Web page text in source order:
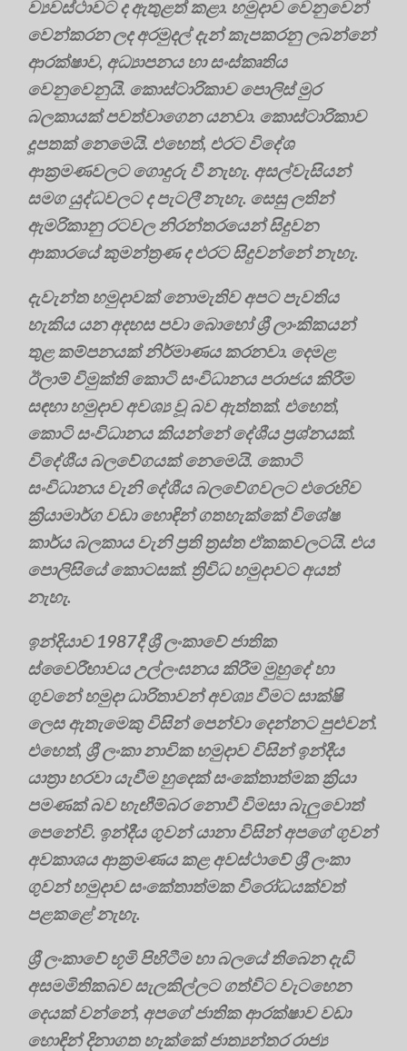
ව්‍යවස්ථාවට ද ඇතුළත් කළා. හමුදාව වෙනුවෙන්
වෙන්කරන ලද අරමුදල් දැන් කැපකරනු ලබන්නේ
ආරක්ෂාව, අධ්‍යාපනය හා සංස්කෘතිය
වෙනුවෙනුයි. කොස්ටාරිකාව පොලිස් මුර
බලකායක් පවත්වාගෙන යනවා. කොස්ටාරිකාව
දූපතක් නෙමෙයි. එහෙත්, එරට විදේශ
ආක්‍රමණවලට ගොදුරු වී නැහැ. අසල්වැසියන්
සමග යුද්ධවලට ද පැටලී නැහැ. සෙසු ලතින්
ඇමරිකානු රටවල නිරන්තරයෙන් සිදුවන
ආකාරයේ කුමන්ත්‍රණ ද එරට සිදුවන්නේ නැහැ.
දැවැන්ත හමුදාවක් නොමැතිව අපට පැවතිය
හැකිය යන අදහස පවා බොහෝ ශ්‍රී ලාංකිකයන්
තුළ කම්පනයක් නිර්මාණය කරනවා. දෙමළ
ඊලාම් විමුක්ති කොටි සංවිධානය පරාජය කිරීම
සඳහා හමුදාව අවශ්‍ය වූ බව ඇත්තක්. එහෙත්,
කොටි සංවිධානය කියන්නේ දේශීය ප්‍රශ්නයක්.
විදේශීය බලවේගයක් නෙමෙයි. කොටි
සංවිධානය වැනි දේශීය බලවේගවලට එරෙහිව
ක්‍රියාමාර්ග වඩා හොඳින් ගතහැක්කේ විශේෂ
කාර්ය බලකාය වැනි ප්‍රති ත්‍රස්ත ඒකකවලටයි. එය
පොලිසියේ කොටසක්. ත්‍රිවිධ හමුදාවට අයත්
නැහැ.
ඉන්දියාව 1987දී ශ්‍රී ලංකාවේ ජාතික
ස්වෛරීභාවය උල්ලංඝනය කිරීම මුහුදේ හා
ගුවනේ හමුදා ධාරිතාවන් අවශ්‍ය වීමට සාක්ෂි
ලෙස ඇතැමෙකු විසින් පෙන්වා දෙන්නට පුළුවන්.
එහෙත්, ශ්‍රී ලංකා නාවික හමුදාව විසින් ඉන්දීය
යාත්‍රා හරවා යැවීම හුදෙක් සංකේතාත්මක ක්‍රියා
පමණක් බව හැඟීම්බර නොවී විමසා බැලුවොත්
පෙනේවි. ඉන්දීය ගුවන් යානා විසින් අපගේ ගුවන්
අවකාශය ආක්‍රමණය කළ අවස්ථාවේ ශ්‍රී ලංකා
ගුවන් හමුදාව සංකේතාත්මක විරෝධයක්වත්
පළකළේ නැහැ.
ශ්‍රී ලංකාවේ භූමි පිහිටීම හා බලයේ තිබෙන දැඩි
අසමමිතිකබව සැලකිල්ලට ගත්විට වැටහෙන
දෙයක් වන්නේ, අපගේ ජාතික ආරක්ෂාව වඩා
හොඳින් දිනාගත හැක්කේ ජාත්‍යන්තර රාජ්‍ය